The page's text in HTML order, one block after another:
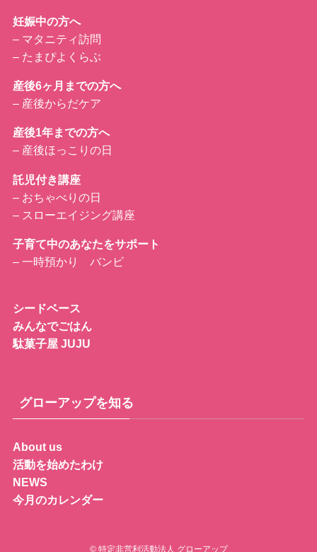
妊娠中の方へ
– マタニティ訪問
– たまぴよくらぶ
産後6ヶ月までの方へ
– 産後からだケア
産後1年までの方へ
– 産後ほっこりの日
託児付き講座
– おちゃべりの日
– スローエイジング講座
子育て中のあなたをサポート
– 一時預かり バンビ
シードベース
みんなでごはん
駄菓子屋 JUJU
グローアップを知る
About us
活動を始めたわけ
NEWS
今月のカレンダー
©特定非営利活動法人 グローアップ